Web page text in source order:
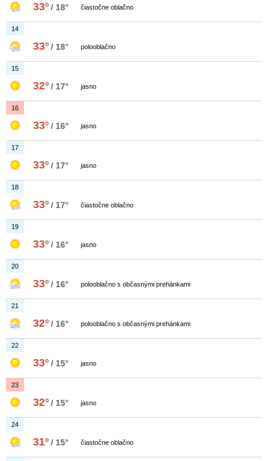
33°/ 18° čiastočne oblačno
14
33°/ 18° polooblačno
15
32°/ 17° jasno
16
33°/ 16° jasno
17
33°/ 17° jasno
18
33°/ 17° čiastočne oblačno
19
33°/ 16° jasno
20
33°/ 16° polooblačno s občasnými prehánkami
21
32°/ 16° polooblačno s občasnými prehánkami
22
33°/ 15° jasno
23
32°/ 15° jasno
24
31°/ 15° čiastočne oblačno